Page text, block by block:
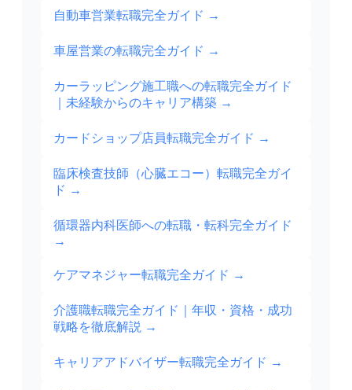
自動車営業転職完全ガイド →
車屋営業の転職完全ガイド →
カーラッピング施工職への転職完全ガイド
｜未経験からのキャリア構築 →
カードショップ店員転職完全ガイド →
臨床検査技師（心臓エコー）転職完全ガイ
ド →
循環器内科医師への転職・転科完全ガイド
→
ケアマネジャー転職完全ガイド →
介護職転職完全ガイド｜年収・資格・成功
戦略を徹底解説 →
キャリアアドバイザー転職完全ガイド →